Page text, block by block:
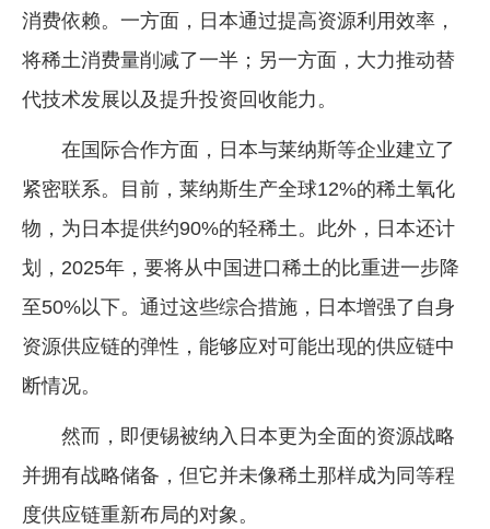
消费依赖。一方面，日本通过提高资源利用效率，
将稀土消费量削减了一半；另一方面，大力推动替
代技术发展以及提升投资回收能力。
在国际合作方面，日本与莱纳斯等企业建立了
紧密联系。目前，莱纳斯生产全球12%的稀土氧化
物，为日本提供约90%的轻稀土。此外，日本还计
划，2025年，要将从中国进口稀土的比重进一步降
至50%以下。通过这些综合措施，日本增强了自身
资源供应链的弹性，能够应对可能出现的供应链中
断情况。
然而，即便锡被纳入日本更为全面的资源战略
并拥有战略储备，但它并未像稀土那样成为同等程
度供应链重新布局的对象。